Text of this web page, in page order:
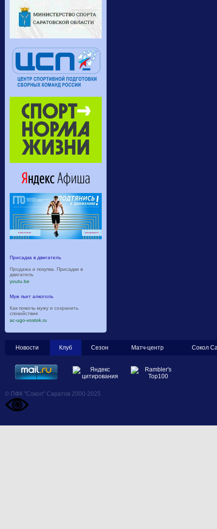
Присадка в двигатель
Продажа и покупка. Присадки в
двигатель
youtu.be
Муж пьет алкоголь
Как помочь мужу и сохранить
спокойствие
ac-ugo-vostok.ru
Новости Клуб Сезон Матч-центр Сокол
© ПФК "Сокол" Саратов 2000-2025